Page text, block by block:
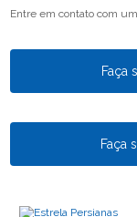
Entre em contato com
Faça
Faça